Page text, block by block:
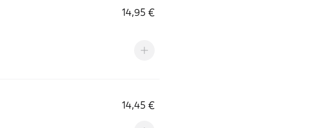
14,95 €
14,45 €